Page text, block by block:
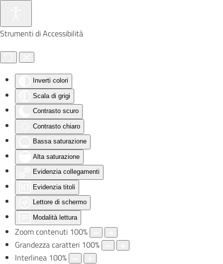
Strumenti di Accessibilità
Inverti colori
Scala di grigi
Contrasto scuro
Contrasto chiaro
Bassa saturazione
Alta saturazione
Evidenzia collegamenti
Evidenzia titoli
Lettore di schermo
Modalità lettura
Zoom contenuti 100%
Grandezza caratteri 100%
Interlinea 100%
Skip to main content